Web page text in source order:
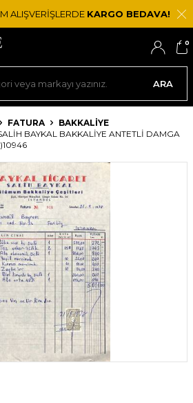
ALIŞVERİŞLERDE KARGO BEDAVA!
ARA
0
FATURA
BAKKALIYE
BAYKAL BAKKALIYE ANTETLI DAMGA